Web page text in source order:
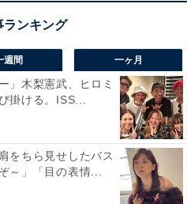
週間 一ヶ月
」木梨憲武、ヒロミ
掛ける。ISS...
をちら見せしたバス
～」「目の表情...